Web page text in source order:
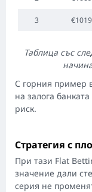
3
Таблица със
С горния пример
на залога
риск.
Стратегия с
При тази Flat
значение дали
серия не